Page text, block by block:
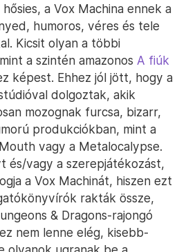
a Vox Machina ennek a
humoros, véres és tele
Kicsit olyan a többi
a szintén amazonos A fiúk
képest. Ehhez jól jött, hogy a
dolgoztak, akik
mozognak furcsa, bizarr,
produkciókban, mint a
vagy a Metalocalypse.
és/vagy a szerepjátékozást,
a Vox Machinát, hiszen ezt
rakták össze,
& Dragons-rajongó
nem lenne elég, kisebb-